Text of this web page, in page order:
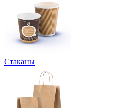
Стаканы